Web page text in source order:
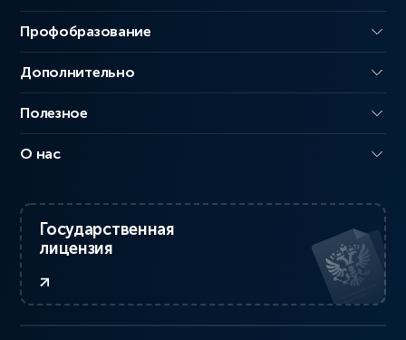
Профобразование
Дополнительно
Полезное
О нас
Государственная
лицензия